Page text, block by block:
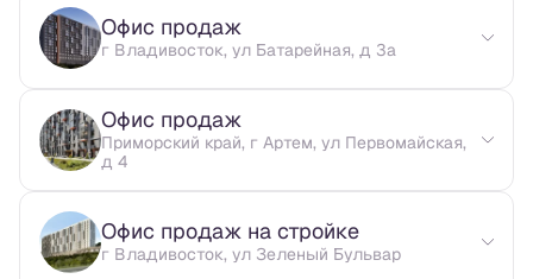
Офис продаж
г Владивосток, ул Батарейная, д 3а
Офис продаж
Приморский край, г Артем, ул Первомайская,
д 4
Офис продаж на стройке
г Владивосток, ул Зеленый Бульвар